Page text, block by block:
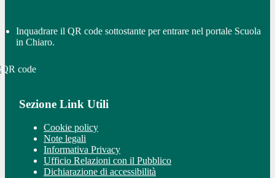
Inquadrare il QR code sottostante per entrare nel portale Scuola
in Chiaro.
Sezione Link Utili
Cookie policy
Note legali
Informativa Privacy
Ufficio Relazioni con il Pubblico
Dichiarazione di accessibilità